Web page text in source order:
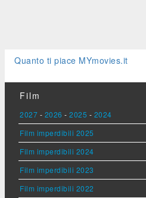
Quanto ti piace MYmovies.it
Film
2027 - 2026 - 2025 - 2024
Film imperdibili 2025
Film imperdibili 2024
Film imperdibili 2023
Film imperdibili 2022